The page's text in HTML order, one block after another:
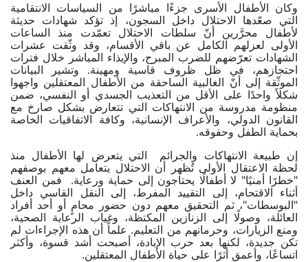
وكان الأطفال الأسرى جزءًا مباشرًا من السياسات الانتقامية
التي صعّدها الاحتلال داخل السجون، إذ تؤكد شهادات حديثة
لأطفال محرَّرين أنّ سلطات الاحتلال تعمّدت منذ الساعات
الأولى لعزلهم الكامل عن باقي الأقسام، وقد وثّقت عشرات
الشهادات تعرّضهم للضرب المبرح، والإيذاء المباشر خلال فترات
احتجازهم، في ظل ظروف قاسية ومهينة. وتشير البيانات
الموثّقة إلى أنّ الغالبية الساحقة من الأطفال المعتقلين واجهوا
شكلاً واحدًا على الأقل من التعذيب الجسدي أو النفسي، ضمن
منظومة مدروسة من الانتهاكات التي تتعارض بشكل صارخ مع
القانون الدولي، والأعراف الإنسانية، وكافة الاتفاقيات الخاصة
بحماية الطفل وحقوقه.
إن طبيعة الانتهاكات والجرائم التي يتعرض لها الأطفال منذ
لحظة الاعتقال الأولى تُظهر أن الاحتلال يتعامل معهم بوصفهم
"خطرًا أمنيًا" لا أطفالًا يحتاجون إلى حماية ورعاية. فمن العنف
أثناء الاقتحام، إلى التقييد المفرط، إلى النقل القاسي داخل
"البوسطات"، ثم التحقيق معهم دون حضور محامٍ أو أحد أفراد
العائلة، وصولًا إلى الزنازين المكتظة، وغياب الرعاية الصحية،
ومنع الزيارات، وحرمانهم من التعليم. علماً أن هذه الإجراءات لم
تكن جديدة، لكنها بعد حرب الإبادة، أصبحت أشد قسوة، وأكثر
اتساعًا، وأعمق أثرًا على حياة الأطفال المعتقلين.